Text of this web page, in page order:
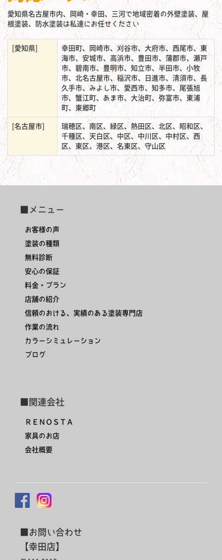
愛知県名古屋市内、岡崎・幸田、三河で地域密着の外壁塗装、屋
根塗装、防水塗装は私達にお任せください
[愛知県]
幸田町、岡崎市、刈谷市、大府市、西尾市、東
海市、安城市、高浜市、豊田市、蒲郡市、瀬戸
市、碧南市、豊明市、知立市、半田市、小牧
市、北名古屋市、稲沢市、日進市、清須市、長
久手市、みよし市、愛西市、知多市、尾張旭
市、蟹江町、あま市、大治町、弥富市、東浦
町、東郷町
[名古屋市]
瑞穂区、南区、緑区、熱田区、北区、昭和区、
千種区、天白区、中区、中川区、中村区、西
区、東区、港区、名東区、守山区
■メニュー
お客様の声
塗装の種類
無料診断
安心の保証
料金・プラン
店舗の紹介
信頼のおける、実績のある塗装専門店
作業の流れ
カラーシミュレーション
ブログ
■関連会社
ＲＥＮＯＳＴＡ
家具のお店
会社概要
■お問い合わせ
【幸田店】